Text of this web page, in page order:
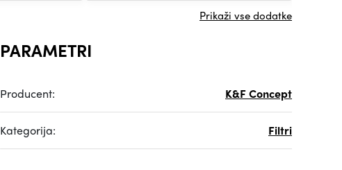
Prikaži vse dodatke
PARAMETRI
Producent: K&F Concept
Kategorija: Filtri